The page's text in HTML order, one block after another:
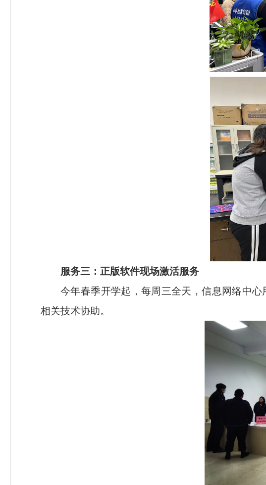
服务三：正版软件现场激活服务
今年春季开学起，每周三全天，信息网络中
相关技术协助。